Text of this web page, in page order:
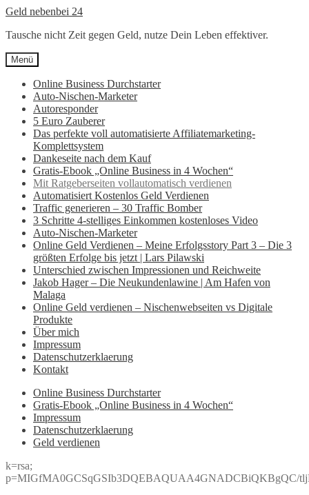
Zur
springen
Zum
springen
Geld nebenbei 24
Tausche nicht Zeit gegen Geld, nutze Dein Leben effektiver.
Menü
Online Business Durchstarter
Auto-Nischen-Marketer
Autoresponder
5 Euro Zauberer
Das perfekte voll automatisierte Affiliatemarketing-
Komplettsystem
Dankeseite nach dem Kauf
Gratis-Ebook „Online Business in 4 Wochen“
Mit Ratgeberseiten vollautomatisch verdienen
Automatisiert Kostenlos Geld Verdienen
Traffic generieren – 30 Traffic Bomber
3 Schritte 4-stelliges Einkommen kostenloses Video
Auto-Nischen-Marketer
Online Geld Verdienen – Meine Erfolgsstory Part 3 – Die 3
größten Erfolge bis jetzt | Lars Pilawski
Unterschied zwischen Impressionen und Reichweite
Jakob Hager – Die Neukundenlawine | Am Hafen von
Malaga
Online Geld verdienen – Nischenwebseiten vs Digitale
Produkte
Über mich
Impressum
Datenschutzerklaerung
Kontakt
Online Business Durchstarter
Gratis-Ebook „Online Business in 4 Wochen“
Impressum
Datenschutzerklaerung
Geld verdienen
k=rsa;
p=MIGfMA0GCSqGSIb3DQEBAQUAA4GNADCBiQKBgQC/